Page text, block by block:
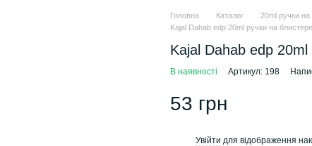
Головна Каталог 20ml ручки
Kajal Dahab edp 20ml ручки на блистере
Kajal Dahab edp 20ml
В наявності Артикул: 198
53 грн
Увійти для відображення